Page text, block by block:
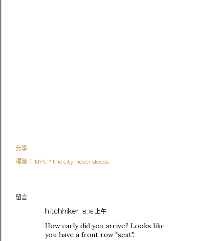
分享
標籤： NYC。the city never sleeps
留言
hitchhiker 8:16 上午
How early did you arrive? Looks like
you have a front row "seat".